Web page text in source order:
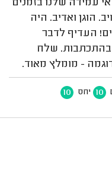
עמידה שלנו בזמנים
הוגן ואדיב. היה
העדיף לדבר
בהתכתבות. שלח
- מומלץ מאוד.
10 יחס 10